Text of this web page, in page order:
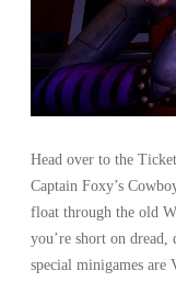
Head over to the
Captain Foxy’s
float through the old
you’re short on
special minigames are